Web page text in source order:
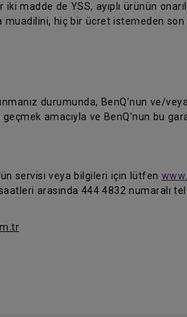
iki madde de YSS, ayıplı ürünün
muadilini, hiç bir ücret istemeden
durumunda, BenQ’nun ve/
amacıyla ve BenQ’nun bu
servisi veya bilgileri için lütfen
arasında 444 4832 numaralı